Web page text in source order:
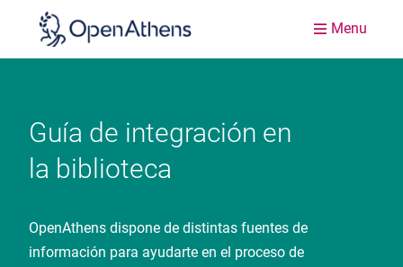
Menu
Guía de integración en
la biblioteca
OpenAthens dispone de distintas fuentes de
información para ayudarte en el proceso de